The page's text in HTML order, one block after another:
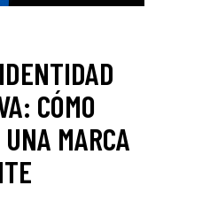
CÓMO
MARCA